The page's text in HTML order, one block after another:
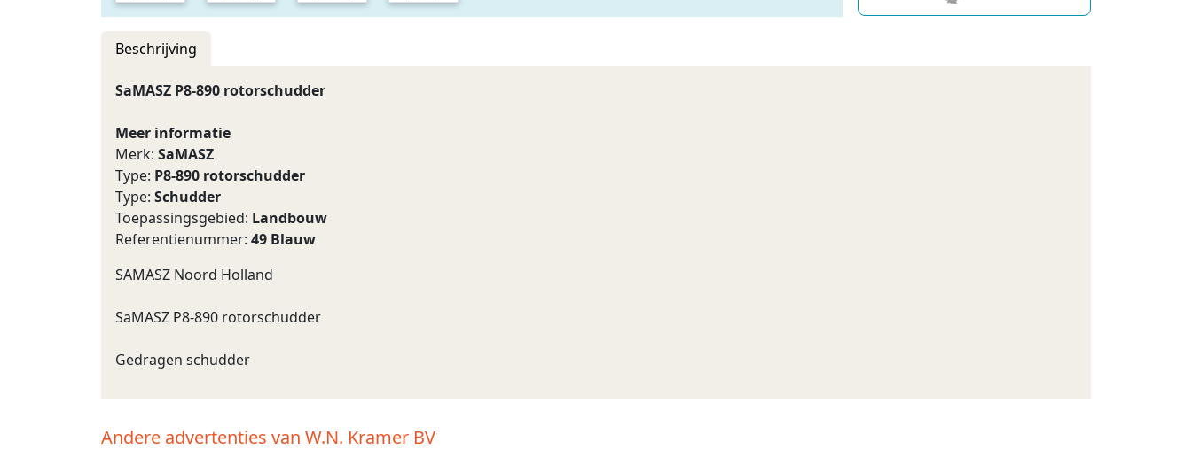
Beschrijving
SaMASZ P8-890 rotorschudder
Meer informatie
Merk: SaMASZ
Type: P8-890 rotorschudder
Type: Schudder
Toepassingsgebied: Landbouw
Referentienummer: 49 Blauw
SAMASZ Noord Holland
SaMASZ P8-890 rotorschudder
Gedragen schudder
Andere advertenties van W.N. Kramer BV